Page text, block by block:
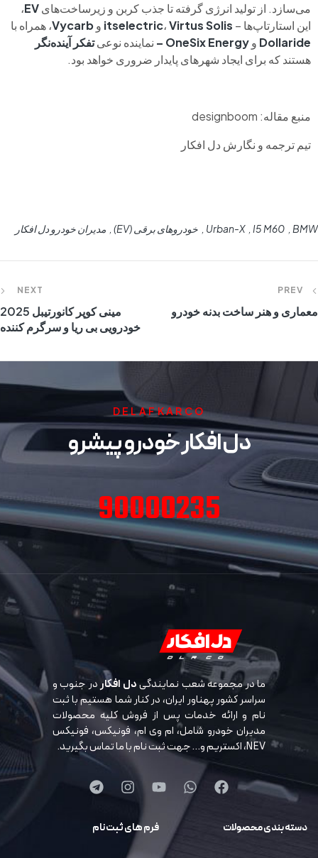
می‌سازد. از تولید انرژی گرفته تا جذب کربن و زیرساخت‌هایEV،
این استارتاپ‌ها –
itselectric،VirtusSolis وVycarb، همراه با
Dollaride وOneSix Energy – نماینده نوعیتفکر آینده‌نگر
هستند که برای ایجاد شهرهای پایدار ضروری خواهد بود.
منبع مقاله: designboom
تیم ترجمه و نگارش دل افکار
BMW
I5 M60
Urban-X خودروهای برقی (EV) مدیران خودرو دل افکار
PREV
معماری و هنر ساخت بدنه خودرو
NEXT
مینی کوپر کانورتیبل 2025
خودرویی بی ریا و سرگرم کننده
DELAFKARCO
دل افکار خودرو پیشرو
90000235
ما در مجموعه شعب نمایندگیدل افکاردر جنوب و
سراسر کشور پهناور ایران، در کنار شما هستیم با ثبت
نام و ارائه خدمات پس از فروش کلیه محصولات
مدیران خودرو شامل، ام وی ام، فونیکس، فونیکس
NEV، اکستریم و… جهت ثبت نام با ما تماس بگیرید.
دسته بندی محصولات فرم های ثبت نام